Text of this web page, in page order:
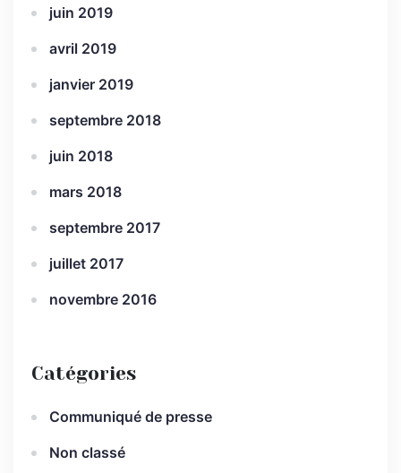
juin 2019
avril 2019
janvier 2019
septembre 2018
juin 2018
mars 2018
septembre 2017
juillet 2017
novembre 2016
Catégories
Communiqué de presse
Non classé